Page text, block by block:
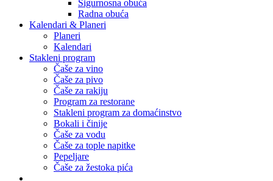
Sigurnosna obuća
Radna obuća
Kalendari & Planeri
Planeri
Kalendari
Stakleni program
Čaše za vino
Čaše za pivo
Čaše za rakiju
Program za restorane
Stakleni program za domaćinstvo
Bokali i činije
Čaše za vodu
Čaše za tople napitke
Pepeljare
Čaše za žestoka pića